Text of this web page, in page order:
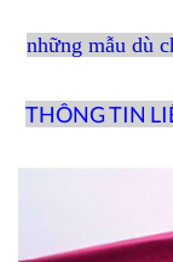
những mẫu dù
THÔNG TIN